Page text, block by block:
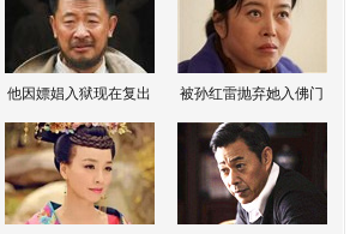
他因嫖娼入狱现在复出 被孙红雷抛弃她入佛门